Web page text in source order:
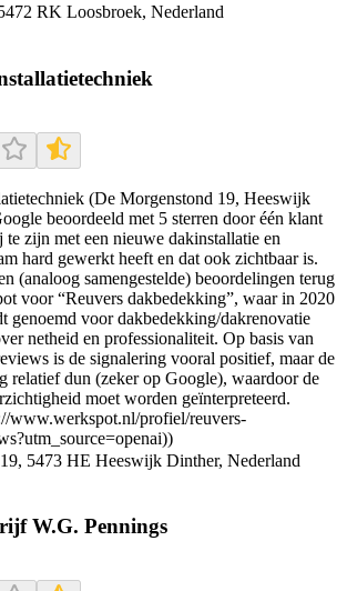
RK Loosbroek, Nederland
(De Morgenstond 19, Heeswijk
beoordeeld met 5 sterren door één klant
te zijn met een nieuwe dakinstallatie en
hard gewerkt heeft en dat ook zichtbaar is.
(analoog samengestelde) beoordelingen terug
voor “Reuvers dakbedekking”, waar in 2020
genoemd voor dakbedekking/dakrenovatie
netheid en professionaliteit. Op basis van
is de signalering vooral positief, maar de
relatief dun (zeker op Google), waardoor de
moet worden geïnterpreteerd.
www.werkspot.nl/profiel/reuvers-
5473 HE Heeswijk Dinther, Nederland
W.G. Pennings